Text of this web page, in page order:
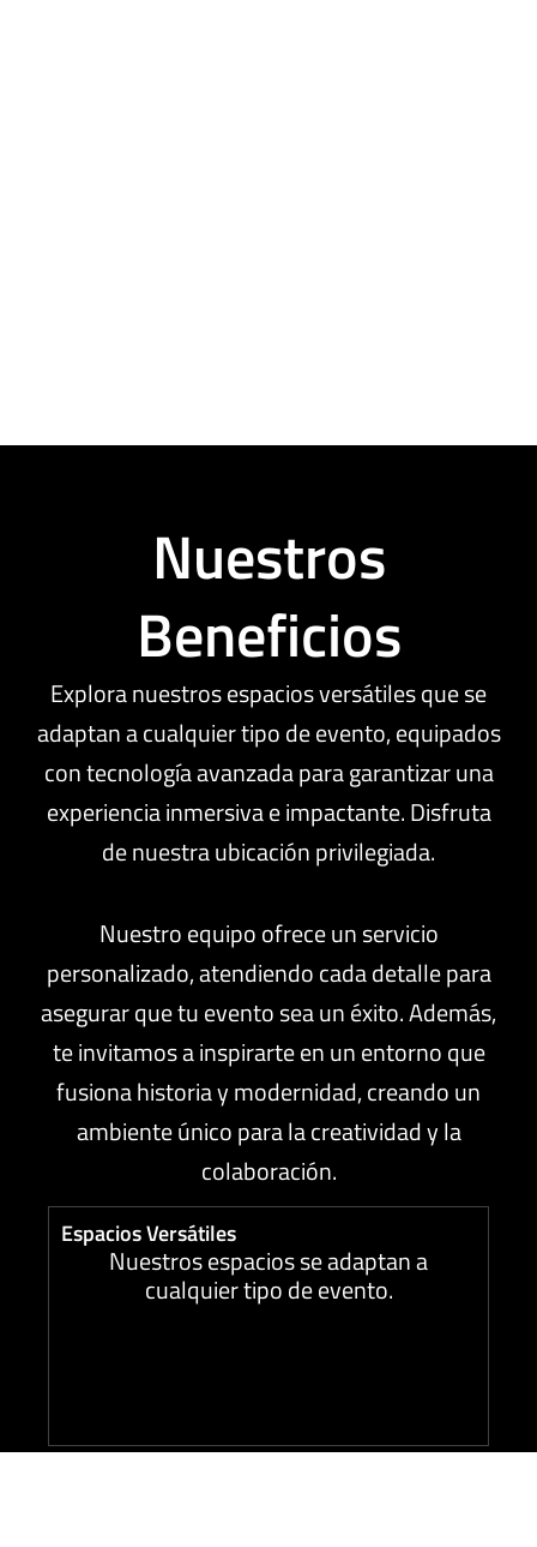
Nuestros
Beneficios
Explora nuestros espacios versátiles que se
adaptan a cualquier tipo de evento, equipados
con tecnología avanzada para garantizar una
experiencia inmersiva e impactante. Disfruta
de nuestra ubicación privilegiada.
Nuestro equipo ofrece un servicio
personalizado, atendiendo cada detalle para
asegurar que tu evento sea un éxito. Además,
te invitamos a inspirarte en un entorno que
fusiona historia y modernidad, creando un
ambiente único para la creatividad y la
colaboración.
Espacios Versátiles
Nuestros espacios se adaptan a
cualquier tipo de evento.